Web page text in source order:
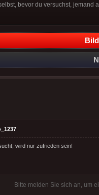
bevor du versuchst, jemand
wird nur zufrieden sein!
Bitte melden Sie sich an, um